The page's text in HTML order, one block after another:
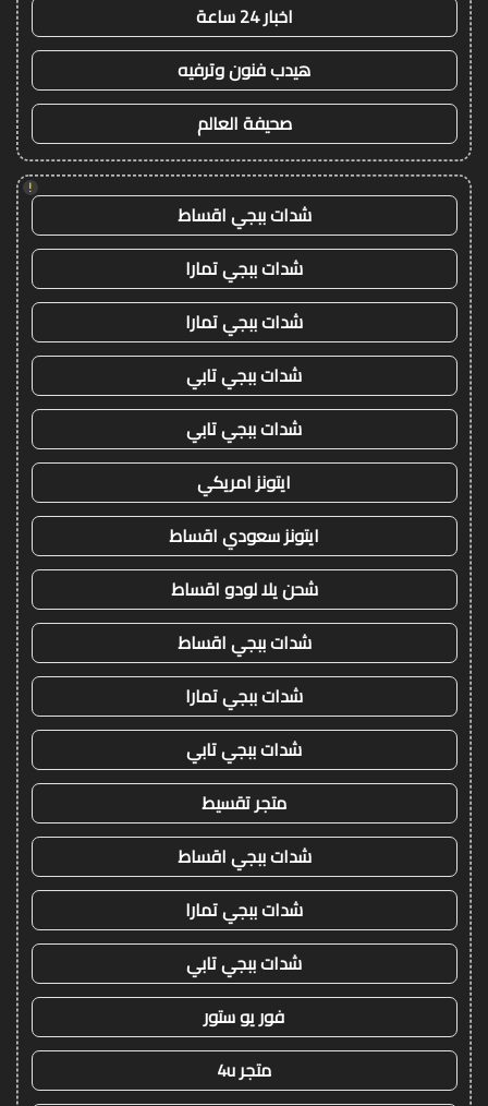
اخبار 24 ساعة
هيدب فنون وترفيه
صحيفة العالم
!
شدات ببجي اقساط
شدات ببجي تمارا
شدات ببجي تمارا
شدات ببجي تابي
شدات ببجي تابي
ايتونز امريكي
ايتونز سعودي اقساط
شحن يلا لودو اقساط
شدات ببجي اقساط
شدات ببجي تمارا
شدات ببجي تابي
متجر تقسيط
شدات ببجي اقساط
شدات ببجي تمارا
شدات ببجي تابي
فور يو ستور
متجر 4u